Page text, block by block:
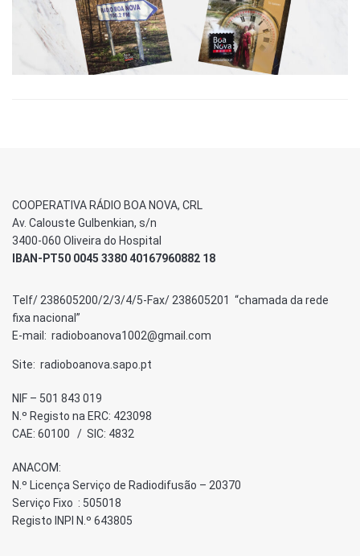
COOPERATIVA RÁDIO BOA NOVA, CRL
Av. Calouste Gulbenkian, s/n
3400-060 Oliveira do Hospital
IBAN-PT50 0045 3380 40167960882 18
Telf/ 238605200/2/3/4/5-Fax/ 238605201 “chamada da rede
fixa nacional”
E-mail: radioboanova1002@gmail.com
Site: radioboanova.sapo.pt
NIF – 501 843 019
N.º Registo na ERC: 423098
CAE: 60100 / SIC: 4832
ANACOM:
N.º Licença Serviço de Radiodifusão – 20370
Serviço Fixo : 505018
Registo INPI N.º 643805